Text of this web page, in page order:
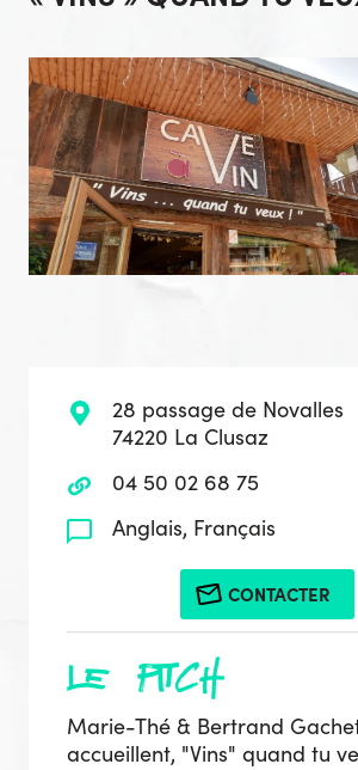
28 passage de Novalles
74220 La Clusaz
04 50 02 68 75
Anglais, Français
CONTACTER
le pitch
Marie-Thé & Bertrand
accueillent, "Vins" quand tu